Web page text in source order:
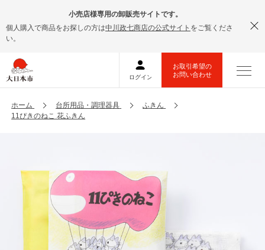
小売店様専用の卸販売サイトです。
個人購入で商品をお探しの方は中川政七商店の公式サイト をご覧くださ
い。
ホーム 台所用品・調理器具
ふきん
11ぴきのねこ 花ふきん